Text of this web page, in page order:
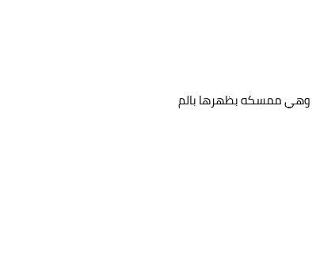
وهي ممسكه بظهرها بالم